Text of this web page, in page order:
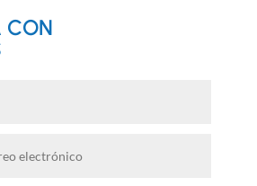
CON